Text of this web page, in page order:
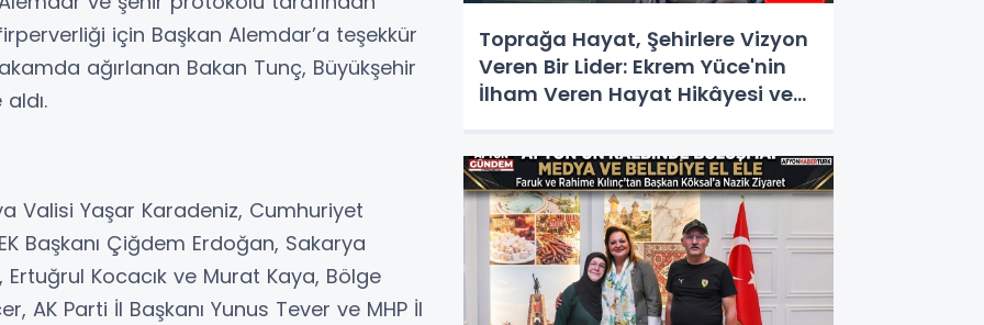
için Başkan Alemdar’a teşekkür
ağırlanan Bakan Tunç, Büyükşehir
Valisi Yaşar Karadeniz, Cumhuriyet
Başkanı Çiğdem Erdoğan, Sakarya
Kocacık ve Murat Kaya, Bölge
AK Parti İl Başkanı Yunus Tever ve MHP İl
Toprağa Hayat, Şehirlere Vizyon
Veren Bir Lider: Ekrem Yüce'nin
İlham Veren Hayat Hikâyesi ve